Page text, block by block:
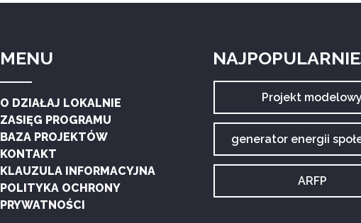
MENU
O DZIAŁAJ LOKALNIE
ZASIĘG PROGRAMU
BAZA PROJEKTÓW
KONTAKT
KLAUZULA INFORMACYJNA
POLITYKA OCHRONY
PRYWATNOŚCI
Archiwum
tagu:
Projekt modelowy
Archiwum
tagu:
generator energii
Archiwum
tagu:
ARFP